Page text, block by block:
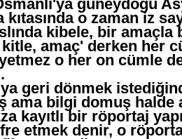
güneydoğu
o zaman iz
kibele, bir amaçla
amaç' derken her
o her on cümle
geri dönmek
bilgi domuş halde
kayıtlı bir röportaj
etmek denir, o